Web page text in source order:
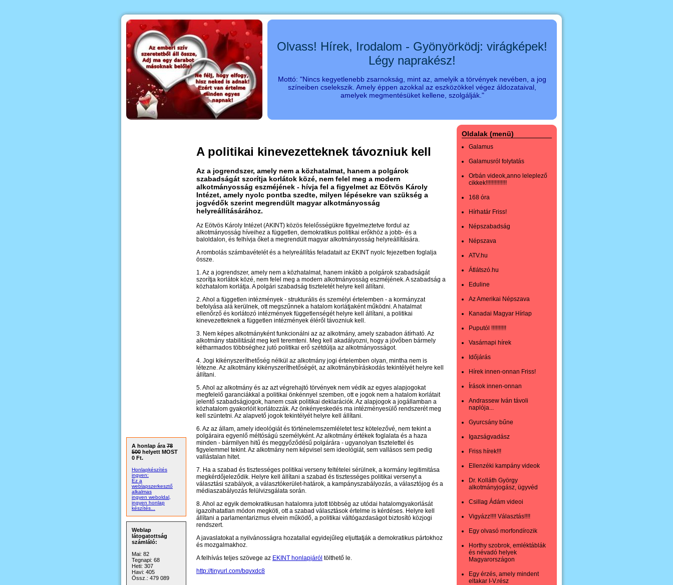
Olvass! Hírek, Irodalom - Gyönyörködj: virágképek!
Légy naprakész!
Mottó: "Nincs kegyetlenebb zsarnokság, mint az, amelyik a törvények nevében, a jog
színeiben cselekszik. Amely éppen azokkal az eszközökkel végez áldozataival,
amelyek megmentésüket kellene, szolgálják."
Oldalak (menü)
Galamus
Galamusról folytatás
Orbán videok,anno leleplező
cikkek!!!!!!!!!!!!!!
168 óra
Hírhatár Friss!
Népszabadság
Népszava
ATV.hu
Átlátszó.hu
Eduline
Az Amerikai Népszava
Kanadai Magyar Hírlap
Puputól !!!!!!!!!!
Vasárnapi hírek
Időjárás
Hírek innen-onnan Friss!
Írások innen-onnan
Andrassew Iván távoli
naplója...
Gyurcsány bűne
Igazságvadász
Friss hírek!!!
Ellenzéki kampány videok
Dr. Kolláth György
alkotmányjogász, ügyvéd
Csillag Ádám videoi
Vigyázz!!!! Választás!!!!
Egy olvasó morfondírozik
Horthy szobrok, emléktáblák
és névadó helyek
Magyarországon
Egy érzés, amely mindent
eltakar I-V.rész
A politikai kinevezetteknek távozniuk kell
Az a jogrendszer, amely nem a közhatalmat, hanem a polgárok
szabadságát szorítja korlátok közé, nem felel meg a modern
alkotmányosság eszméjének - hívja fel a figyelmet az Eötvös Károly
Intézet, amely nyolc pontba szedte, milyen lépésekre van szükség a
jogvédők szerint megrendült magyar alkotmányosság
helyreállításárához.
Az Eötvös Károly Intézet (AKINT) közös felelősségükre figyelmeztetve fordul az
alkotmányosság híveihez a független, demokratikus politikai erőkhöz a jobb- és a
baloldalon, és felhívja őket a megrendült magyar alkotmányosság helyreállítására.
A rombolás számbavételét és a helyreállítás feladatait az EKINT nyolc fejezetben foglalja
össze.
1. Az a jogrendszer, amely nem a közhatalmat, hanem inkább a polgárok szabadságát
szorítja korlátok közé, nem felel meg a modern alkotmányosság eszméjének. A szabadság a
közhatalom korlátja. A polgári szabadság tiszteletét helyre kell állítani.
2. Ahol a független intézmények - strukturális és személyi értelemben - a kormányzat
befolyása alá kerülnek, ott megszűnnek a hatalom korlátjaként működni. A hatalmat
ellenőrző és korlátozó intézmények függetlenségét helyre kell állítani, a politikai
kinevezetteknek a független intézmények éléről távozniuk kell.
3. Nem képes alkotmányként funkcionálni az az alkotmány, amely szabadon átírható. Az
alkotmány stabilitását meg kell teremteni. Meg kell akadályozni, hogy a jövőben bármely
kétharmados többséghez jutó politikai erő szétdúlja az alkotmányosságot.
4. Jogi kikényszeríthetőség nélkül az alkotmány jogi értelemben olyan, mintha nem is
létezne. Az alkotmány kikényszeríthetőségét, az alkotmánybíráskodás tekintélyét helyre kell
állítani.
5. Ahol az alkotmány és az azt végrehajtó törvények nem védik az egyes alapjogokat
megfelelő garanciákkal a politikai önkénnyel szemben, ott e jogok nem a hatalom korlátait
jelentő szabadságjogok, hanem csak politikai deklarációk. Az alapjogok a jogállamban a
közhatalom gyakorlóit korlátozzák. Az önkényeskedés ma intézményesülő rendszerét meg
kell szüntetni. Az alapvető jogok tekintélyét helyre kell állítani.
6. Az az állam, amely ideológiát és történelemszemléletet tesz kötelezővé, nem tekint a
polgáraira egyenlő méltóságú személyként. Az alkotmány értékek foglalata és a haza
minden - bármilyen hitű és meggyőződésű polgárára - ugyanolyan tisztelettel és
figyelemmel tekint. Az alkotmány nem képvisel sem ideológiát, sem vallásos sem pedig
vallástalan hitet.
7. Ha a szabad és tisztességes politikai verseny feltételei sérülnek, a kormány legitimitása
megkérdőjeleződik. Helyre kell állítani a szabad és tisztességes politikai versenyt a
választási szabályok, a választókerület-határok, a kampányszabályozás, a választójog és a
médiaszabályozás felülvizsgálata során.
8. Ahol az egyik demokratikusan hatalomra jutott többség az utódai hatalomgyakorlását
igazolhatatlan módon megköti, ott a szabad választások értelme is kérdéses. Helyre kell
állítani a parlamentarizmus elvein működő, a politikai váltógazdaságot biztosító közjogi
rendszert.
A javaslatokat a nyilvánosságra hozatallal egyidejűleg eljuttatják a demokratikus pártokhoz
és mozgalmakhoz.
A felhívás teljes szövege az EKINT honlapjáról tölthető le.
http://tinyurl.com/bqvxdc8
A honlap ára 78
500 helyett MOST
0 Ft.
Honlapkészítés
ingyen:
Ez a
weblapszerkesztő
alkalmas
ingyen weboldal,
ingyen honlap
készítés...
Weblap
látogatottság
számláló:
Mai: 82
Tegnapi: 68
Heti: 307
Havi: 405
Össz.: 479 089